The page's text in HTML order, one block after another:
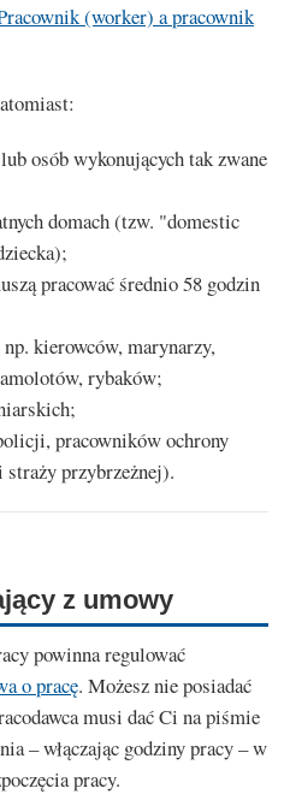
(worker) a pracownik
osób wykonujących tak zwane
domach (tzw. "domestic
pracować średnio 58 godzin
kierowców, marynarzy,
rybaków;
pracowników ochrony
przybrzeżnej).
z umowy
powinna regulować
o pracę. Możesz nie posiadać
musi dać Ci na piśmie
– włączając godziny pracy – w
pracy.